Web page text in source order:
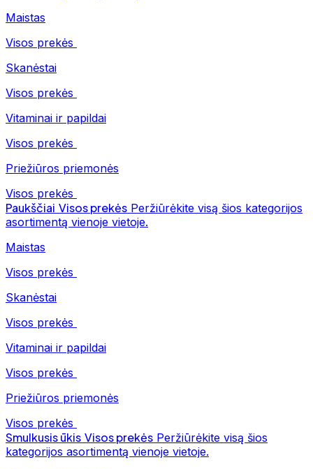
Maistas
Visos prekės
Skanėstai
Visos prekės
Vitaminai ir papildai
Visos prekės
Priežiūros priemonės
Visos prekės
Paukščiai Visos prekės Peržiūrėkite visą šios kategorijos
asortimentą vienoje vietoje.
Maistas
Visos prekės
Skanėstai
Visos prekės
Vitaminai ir papildai
Visos prekės
Priežiūros priemonės
Visos prekės
Smulkusis ūkis Visos prekės Peržiūrėkite visą šios
kategorijos asortimentą vienoje vietoje.